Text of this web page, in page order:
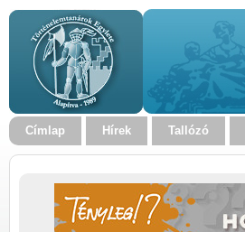
Címlap Hírek Tallózó